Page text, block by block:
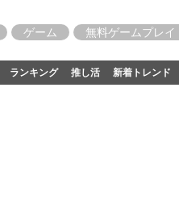
ゲーム 無料ゲームプレイ
ランキング 推し活 新着トレンド